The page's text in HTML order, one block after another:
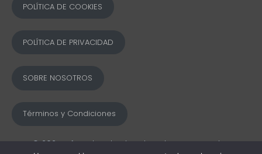
POLÍTICA DE COOKIES
POLÍTICA DE PRIVACIDAD
SOBRE NOSOTROS
Términos y Condiciones
© 2025 Ofword Todos los derechos reservados